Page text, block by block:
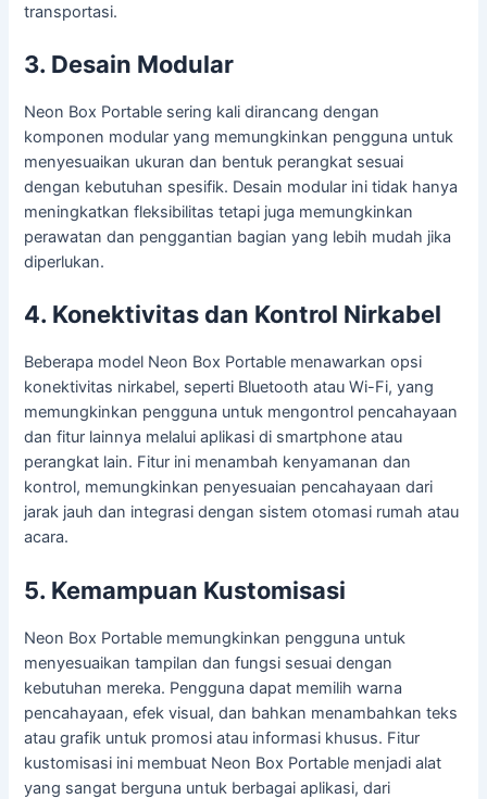
transportasi.
3. Desain Modular
Neon Box Portable sering kali dirancang dengan
komponen modular yang memungkinkan pengguna untuk
menyesuaikan ukuran dan bentuk perangkat sesuai
dengan kebutuhan spesifik. Desain modular ini tidak hanya
meningkatkan fleksibilitas tetapi juga memungkinkan
perawatan dan penggantian bagian yang lebih mudah jika
diperlukan.
4. Konektivitas dan Kontrol Nirkabel
Beberapa model Neon Box Portable menawarkan opsi
konektivitas nirkabel, seperti Bluetooth atau Wi-Fi, yang
memungkinkan pengguna untuk mengontrol pencahayaan
dan fitur lainnya melalui aplikasi di smartphone atau
perangkat lain. Fitur ini menambah kenyamanan dan
kontrol, memungkinkan penyesuaian pencahayaan dari
jarak jauh dan integrasi dengan sistem otomasi rumah atau
acara.
5. Kemampuan Kustomisasi
Neon Box Portable memungkinkan pengguna untuk
menyesuaikan tampilan dan fungsi sesuai dengan
kebutuhan mereka. Pengguna dapat memilih warna
pencahayaan, efek visual, dan bahkan menambahkan teks
atau grafik untuk promosi atau informasi khusus. Fitur
kustomisasi ini membuat Neon Box Portable menjadi alat
yang sangat berguna untuk berbagai aplikasi, dari